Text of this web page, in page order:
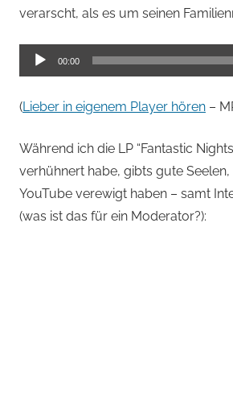
verarscht, als es um seinen
Audio-
Player
00:00
(Lieber in eigenem Player hören –
Während ich die LP “Fantastic
verhühnert habe, gibts gute
YouTube verewigt haben – samt
(was ist das für ein Moderator?):